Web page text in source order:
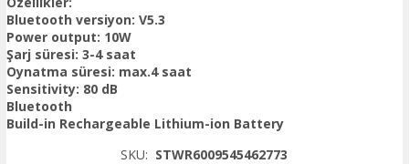
Bluetooth versiyon: V5.3
Power output: 10W
Şarj süresi: 3-4 saat
Oynatma süresi: max.4 saat
Sensitivity: 80 dB
Bluetooth
Build-in Rechargeable Lithium-ion Battery
SKU: STWR6009545462773